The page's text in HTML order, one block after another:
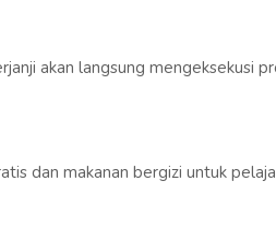
akan langsung mengeksekusi
dan makanan bergizi untuk